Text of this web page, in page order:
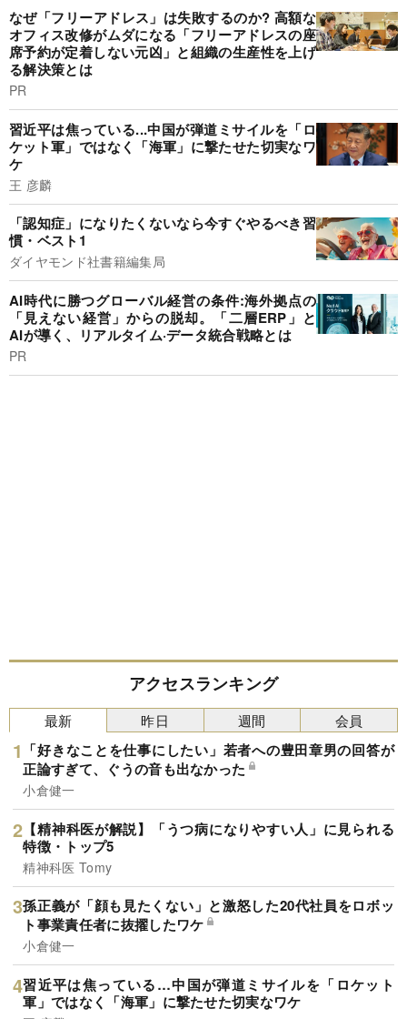
なぜ「フリーアドレス」は失敗するのか? 高額な
オフィス改修がムダになる「フリーアドレスの座
席予約が定着しない元凶」と組織の生産性を上げ
る解決策とは
PR
習近平は焦っている...中国が弾道ミサイルを「ロ
ケット軍」ではなく「海軍」に撃たせた切実なワ
ケ
王 彦麟
「認知症」になりたくないなら今すぐやるべき習
慣・ベスト1
ダイヤモンド社書籍編集局
AI時代に勝つグローバル経営の条件:海外拠点の
「見えない経営」からの脱却。「二層ERP」と
AIが導く、リアルタイム·データ統合戦略とは
PR
アクセスランキング
最新
「好きなことを仕事にしたい」若者への豊田章男の回答が
正論すぎて、ぐうの音も出なかった
小倉健一
【精神科医が解説】「うつ病になりやすい人」に見られる
特徴・トップ5
精神科医 Tomy
孫正義が「顔も見たくない」と激怒した20代社員をロボッ
ト事業責任者に抜擢したワケ
小倉健一
習近平は焦っている…中国が弾道ミサイルを「ロケット
軍」ではなく「海軍」に撃たせた切実なワケ
昨日 週間 会員